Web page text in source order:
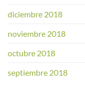
diciembre 2018
noviembre 2018
octubre 2018
septiembre 2018